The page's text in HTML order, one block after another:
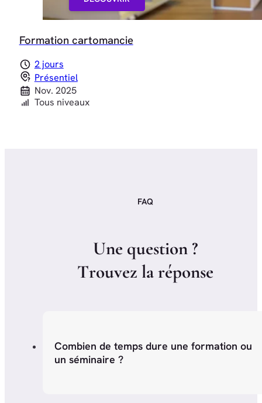
Formation cartomancie
2 jours
Présentiel
Nov. 2025
Tous niveaux
FAQ
Une question ?
Trouvez laréponse
Combien de temps dure une formation ou
un séminaire ?